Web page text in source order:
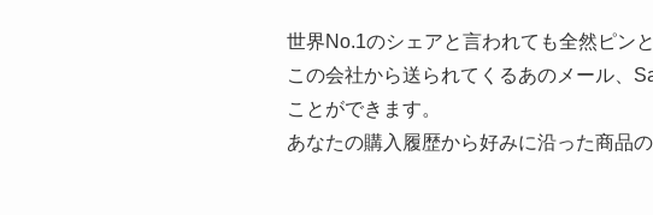
世界No.1のシェアと言われても全然ピン
この会社から送られてくるあのメール、
ことができます。
あなたの購入履歴から好みに沿った商品